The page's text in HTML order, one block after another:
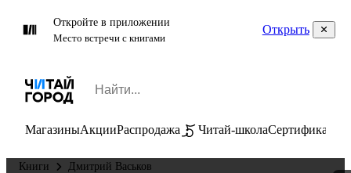
Откройте в приложении
Место встречи с книгами
Открыть
МагазиныАкцииРаспродажа Читай-школаСертификаты
Книги Дмитрий Васьков